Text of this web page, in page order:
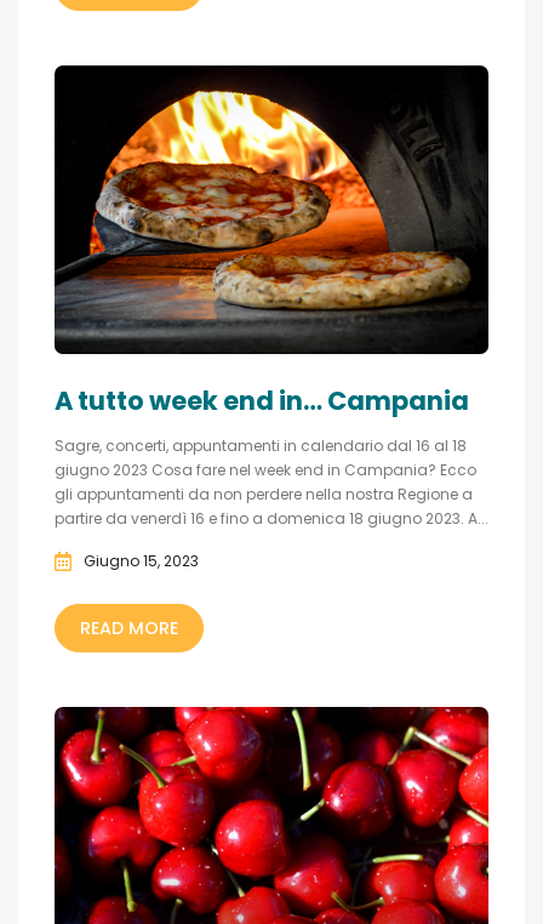
A tutto week end in… Campania
Sagre, concerti, appuntamenti in calendario dal 16 al 18
giugno 2023 Cosa fare nel week end in Campania? Ecco
gli appuntamenti da non perdere nella nostra Regione a
partire da venerdì 16 e fino a domenica 18 giugno 2023. A...
Giugno 15, 2023
READ MORE